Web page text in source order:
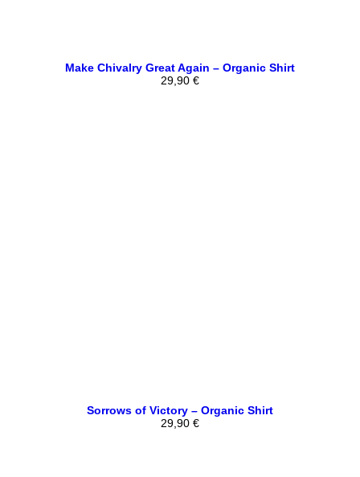
Make Chivalry Great Again – Organic Shirt
29,90 €
Sorrows of Victory – Organic Shirt
29,90 €